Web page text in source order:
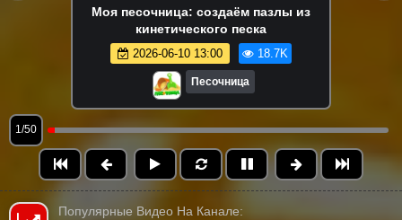
Моя песочница: создаём пазлы из
кинетического песка
2026-06-10 13:00 18.7K
Песочница
1/50
Популярные Видео На Канале: